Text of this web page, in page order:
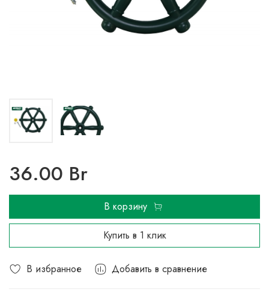
В избранное Добавить в сравнение
36.00 Br
В корзину
Купить в 1 клик